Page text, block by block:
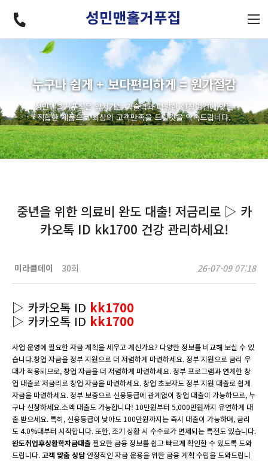
누구나 쉽게 + 보다편리하게 = 원가절감
성민맨홀거푸집은 앞서가는 기술력과 다양한 현장여건에 맞는
적합한 제품으로 최상의 고객만족을 드릴것을 약속드립니다.
중년을 위한 의료비 완도 대출! 저금리로 ▷ 카
카오톡 ID kk1700 건강 관리하세요!
미라클데이 30회 26-07-09 07:18
▷ 카카오톡 ID kk1700
▷ 카카오톡 ID kk1700
사업 운영에 필요한 자금 계획을 세우고 계신가요? 다양한 정보를 비교해 보실 수 있
습니다.창업 자금을 정부 지원으로 더 저렴하게 마련하세요. 정부 지원으로 금리 우
대가 적용되므로, 창업 자금을 더 저렴하게 마련하세요. 정부 프로그램과 연계한 창
업 대출로 저금리로 창업 자금을 마련하세요. 창업 초보자도 정부 지원 대출로 쉽게
자금을 마련하세요. 정부 보증으로 신용등급에 관계없이 창업 대출이 가능하므로, 누
구나 신청하세요.소액 대출도 가능합니다! 10만원부터 5,000만원까지 유연하게 대
출 받으세요. 특히, 신용등급이 낮아도 100만원까지는 즉시 대출이 가능하며, 금리
도 4.0%대부터 시작합니다. 또한, 조기 상환 시 수수료가 면제되는 특전도 있습니다.
완도취업후상환학자금대출필요한 금융 정보를 쉽고 빠르게 확인할 수 있도록 도와
드립니다.고객 맞춤 상담 안정적인 자금 운용을 위한 금융 계획 수립을 도와드립니